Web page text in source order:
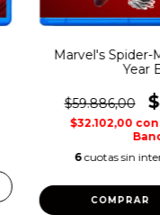
Marvel's Spider-
Year
$59.886,00
$32.102,00 con
6 cuotas sin
COMPRAR